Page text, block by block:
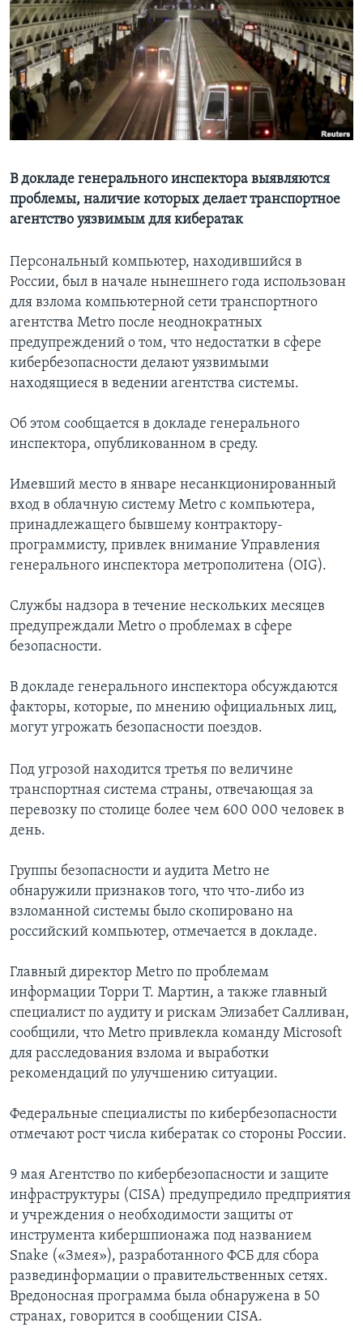
Learning English
СОЦИАЛЬНЫЕ СЕТИ
В докладе генерального инспектора выявляются
проблемы, наличие которых делает транспортное
агентство уязвимым для кибератак
Персональный компьютер, находившийся в
России, был в начале нынешнего года использован
для взлома компьютерной сети транспортного
агентства Metro после неоднократных
предупреждений о том, что недостатки в сфере
кибербезопасности делают уязвимыми
находящиеся в ведении агентства системы.
Об этом сообщается в докладе генерального
инспектора, опубликованном в среду.
Имевший место в январе несанкционированный
вход в облачную систему Metro с компьютера,
принадлежащего бывшему контрактору-
программисту, привлек внимание Управления
генерального инспектора метрополитена (OIG).
Службы надзора в течение нескольких месяцев
предупреждали Metro о проблемах в сфере
безопасности.
В докладе генерального инспектора обсуждаются
факторы, которые, по мнению официальных лиц,
могут угрожать безопасности поездов.
Под угрозой находится третья по величине
транспортная система страны, отвечающая за
перевозку по столице более чем 600 000 человек в
день.
Группы безопасности и аудита Metro не
обнаружили признаков того, что что-либо из
взломанной системы было скопировано на
российский компьютер, отмечается в докладе.
Главный директор Metro по проблемам
информации Торри Т. Мартин, а также главный
специалист по аудиту и рискам Элизабет Салливан,
сообщили, что Metro привлекла команду Microsoft
для расследования взлома и выработки
рекомендаций по улучшению ситуации.
Федеральные специалисты по кибербезопасности
отмечают рост числа кибератак со стороны России.
9 мая Агентство по кибербезопасности и защите
инфраструктуры (CISA) предупредило предприятия
и учреждения о необходимости защиты от
инструмента кибершпионажа под названием
Snake («Змея»), разработанного ФСБ для сбора
развединформации о правительственных сетях.
Вредоносная программа была обнаружена в 50
странах, говорится в сообщении CISA.